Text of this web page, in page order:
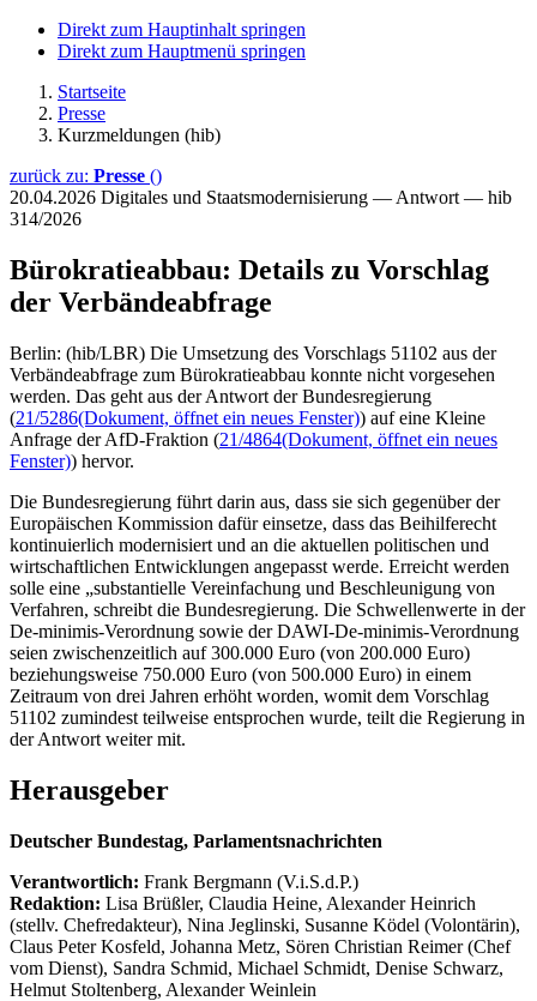
Direkt zum Hauptinhalt springen
Direkt zum Hauptmenü springen
Startseite
Presse
Kurzmeldungen (hib)
zurück zu: Presse ()
20.04.2026 Digitales und Staatsmodernisierung — Antwort — hib
314/2026
Bürokratieabbau: Details zu Vorschlag
der Verbändeabfrage
Berlin: (hib/LBR) Die Umsetzung des Vorschlags 51102 aus der
Verbändeabfrage zum Bürokratieabbau konnte nicht vorgesehen
werden. Das geht aus der Antwort der Bundesregierung
(21/5286(Dokument, öffnet ein neues Fenster)) auf eine Kleine
Anfrage der AfD-Fraktion (21/4864(Dokument, öffnet ein neues
Fenster)) hervor.
Die Bundesregierung führt darin aus, dass sie sich gegenüber der
Europäischen Kommission dafür einsetze, dass das Beihilferecht
kontinuierlich modernisiert und an die aktuellen politischen und
wirtschaftlichen Entwicklungen angepasst werde. Erreicht werden
solle eine „substantielle Vereinfachung und Beschleunigung von
Verfahren, schreibt die Bundesregierung. Die Schwellenwerte in der
De-minimis-Verordnung sowie der DAWI-De-minimis-Verordnung
seien zwischenzeitlich auf 300.000 Euro (von 200.000 Euro)
beziehungsweise 750.000 Euro (von 500.000 Euro) in einem
Zeitraum von drei Jahren erhöht worden, womit dem Vorschlag
51102 zumindest teilweise entsprochen wurde, teilt die Regierung in
der Antwort weiter mit.
Herausgeber
Deutscher Bundestag, Parlamentsnachrichten
Verantwortlich: Frank Bergmann (V.i.S.d.P.)
Redaktion: Lisa Brüßler, Claudia Heine, Alexander Heinrich
(stellv. Chefredakteur), Nina Jeglinski, Susanne Ködel (Volontärin),
Claus Peter Kosfeld, Johanna Metz, Sören Christian Reimer (Chef
vom Dienst), Sandra Schmid, Michael Schmidt, Denise Schwarz,
Helmut Stoltenberg, Alexander Weinlein